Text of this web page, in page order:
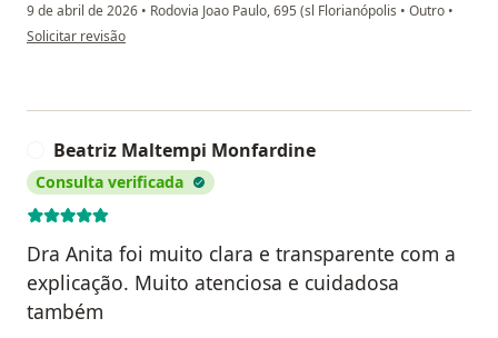
9 de abril de 2026 • Rodovia Joao Paulo, 695 (sl Florianópolis • Outro •
na opinião do utilizador RC
Solicitar revisão
Beatriz Maltempi Monfardine
Consulta verificada
Dra Anita foi muito clara e transparente com a
explicação. Muito atenciosa e cuidadosa
também